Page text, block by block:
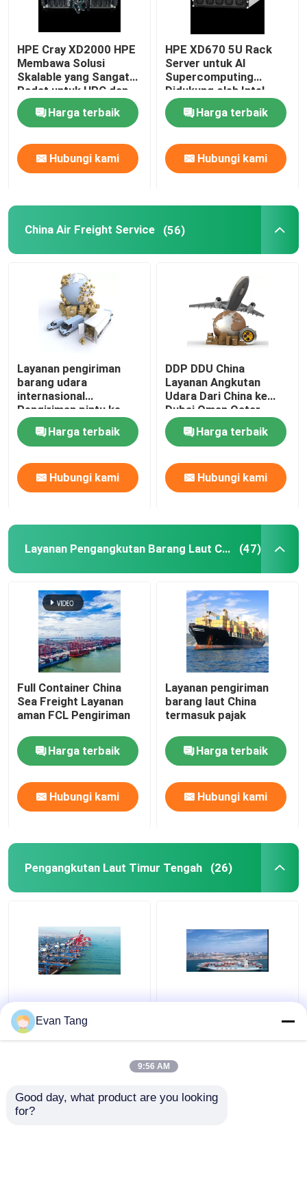
HPE Cray XD2000 HPE
Membawa Solusi
Skalable yang Sangat
Padat untuk HPC dan
AI Inferencing
WorkloadsHarga terbaik
Hubungi kami
HPE XD670 5U Rack
Server untuk AI
Supercomputing
Didukung oleh Intel
Xeon CPU dan Nvidia
Hopper GPUHarga terbaik
Hubungi kami
China Air Freight Service (56)
Layanan pengiriman
barang udara
internasional
Pengiriman pintu ke
pintu yang nyaman
Harga terbaik
Hubungi kami
DDP DDU China
Layanan Angkutan
Udara Dari China ke
Dubai Oman Qatar
Harga terbaik
Hubungi kami
Layanan Pengangkutan Barang Laut China (47)
Full Container China
Sea Freight Layanan
aman FCL Pengiriman
Harga terbaik
Hubungi kami
Layanan pengiriman
barang laut China
termasuk pajak
Harga terbaik
Hubungi kami
Pengangkutan Laut Timur Tengah (26)
Baterai / Power Bank /
Merek Komersial
Barang DDP Ke Dubai
Barang Mesin Dengan
International Freight
Forwarding DDP Ke
FCL/LCL Dari Cina
Evan Tang
9:56 AM
Good day, what product are you looking
for?